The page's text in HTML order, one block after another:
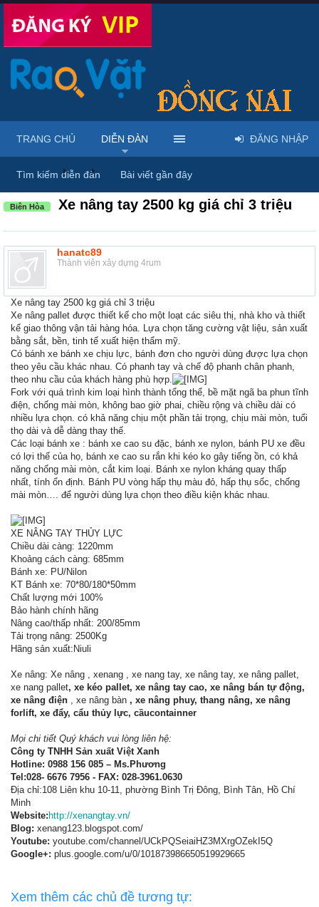
Diễn đàn ... Máy móc & thiết bị công nông nghiệp
Biên Hòa Xe nâng tay 2500 kg giá chỉ 3 triệu
hanatc89
Thành viên xây dựng 4rum
Xe nâng tay 2500 kg giá chỉ 3 triệu
Xe nâng pallet được thiết kế cho một loạt các siêu thị, nhà kho và thiết
kế giao thông vận tải hàng hóa. Lựa chọn tăng cường vật liệu, sản xuất
bằng sắt, bền, tinh tế xuất hiện thẩm mỹ.
Có bánh xe bánh xe chịu lực, bánh đơn cho người dùng được lựa chọn
theo yêu cầu khác nhau. Có phanh tay và chế độ phanh chân phanh,
theo nhu cầu của khách hàng phù hợp.
Fork với quá trình kim loại hình thành tổng thể, bề mặt ngã ba phun tĩnh
điện, chống mài mòn, không bao giờ phai, chiều rộng và chiều dài có
nhiều lựa chọn. có khả năng chịu một phần tải trọng, chịu mài mòn, tuổi
thọ dài và dễ dàng thay thế.
Các loại bánh xe : bánh xe cao su đặc, bánh xe nylon, bánh PU xe đều
có lợi thế của họ, bánh xe cao su rắn khi kéo ko gây tiếng ồn, có khả
năng chống mài mòn, cắt kim loại. Bánh xe nylon kháng quay thấp
nhất, tính ổn định. Bánh PU vòng hấp thụ màu đỏ, hấp thụ sốc, chống
mài mòn…. để người dùng lựa chọn theo điều kiện khác nhau.
XE NÂNG TAY THỦY LỰC
Chiều dài càng: 1220mm
Khoảng cách càng: 685mm
Bánh xe: PU/Nilon
KT Bánh xe: 70*80/180*50mm
Chất lượng mới 100%
Bảo hành chính hãng
Nâng cao/thấp nhất: 200/85mm
Tải trọng nâng: 2500Kg
Hãng sản xuất:Niuli
Xe nâng: Xe nâng , xenang , xe nang tay, xe nâng tay, xe nâng pallet,
xe nang pallet, xe kéo pallet, xe nâng tay cao, xe nâng bán tự động,
xe nâng điện , xe nâng bàn , xe nâng phuy, thang nâng, xe nâng
forlift, xe đẩy, cẩu thủy lực, cầucontainner
Mọi chi tiết Quý khách vui lòng liên hệ:
Công ty TNHH Sản xuất Việt Xanh
Hotline: 0988 156 085 – Ms.Phương
Tel:028- 6676 7956 - FAX: 028-3961.0630
Địa chỉ:108 Liên khu 10-11, phường Bình Trị Đông, Bình Tân, Hồ Chí
Minh
Website: http://xenangtay.vn/
Blog: xenang123.blogspot.com/
Youtube: youtube.com/channel/UCkPQSeiaiHZ3MXrgOZekI5Q
Google+: plus.google.com/u/0/101873986650519929665
Xem thêm các chủ đề tương tự:
TRANG CHỦ DIỄN ĐÀN
Tìm kiếm diễn đàn Bài viết gần đây
ĐĂNG NHẬP